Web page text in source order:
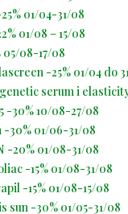
01/04-31/08
01/08 – 15/08
05/08-17/08
-25% 01/04 do
serum i
-30% 10/08-27/08
-30% 01/06-31/08
-20% 01/08-31/08
-15% 01/08-31/08
-15% 01/08-15/08
sun -30% 01/05-31/08